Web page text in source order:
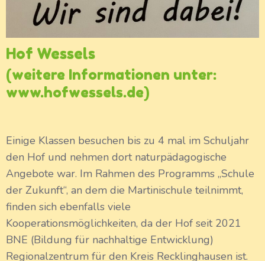
Hof Wessels
(weitere Informationen unter:
www.hofwessels.de)
Einige Klassen besuchen bis zu 4 mal im Schuljahr
den Hof und nehmen dort naturpädagogische
Angebote war. Im Rahmen des Programms „Schule
der Zukunft“, an dem die Martinischule teilnimmt,
finden sich ebenfalls viele
Kooperationsmöglichkeiten, da der Hof seit 2021
BNE (Bildung für nachhaltige Entwicklung)
Regionalzentrum für den Kreis Recklinghausen ist.